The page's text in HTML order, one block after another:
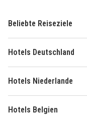
Beliebte Reiseziele
Hotels Deutschland
Hotels Niederlande
Hotels Belgien